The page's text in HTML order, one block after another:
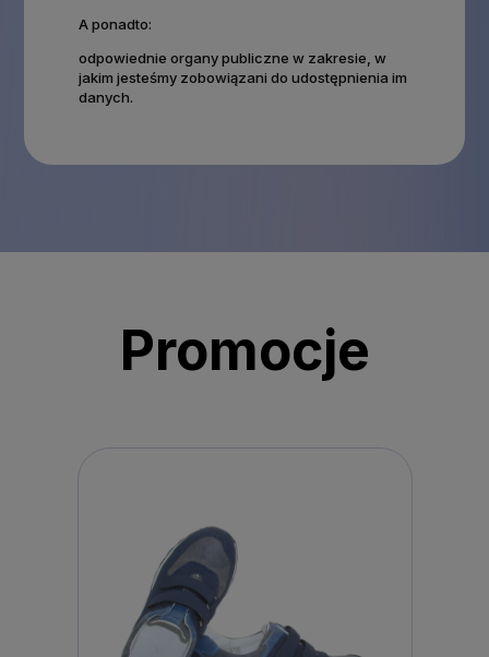
A ponadto:
odpowiednie organy publiczne w zakresie, w
jakim jesteśmy zobowiązani do udostępnienia im
danych.
Promocje